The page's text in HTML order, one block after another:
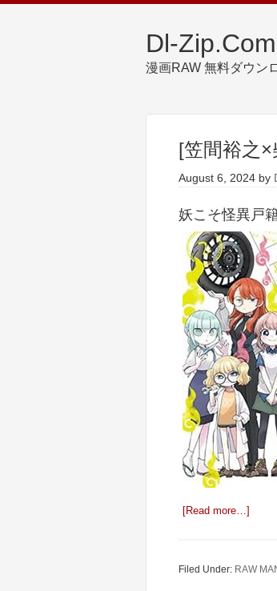
Dl-Zip.Com
漫画RAW 無料ダウン
[笠間裕之
August 6, 2024 by
妖こそ怪異戸
[Read more…]
Filed Under: RAW